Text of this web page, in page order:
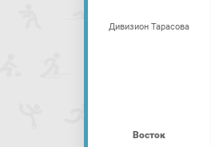
Дивизион Тарасова
Восток